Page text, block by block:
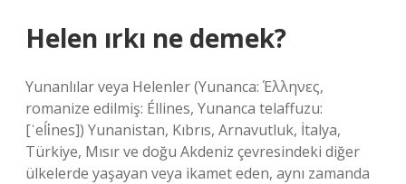
Helen ırkı ne demek?
Yunanlılar veya Helenler (Yunanca: Έλληνες,
romanize edilmiş: Éllines, Yunanca telaffuzu:
[ˈeĺἱnes]) Yunanistan, Kıbrıs, Arnavutluk, İtalya,
Türkiye, Mısır ve doğu Akdeniz çevresindeki diğer
ülkelerde yaşayan veya ikamet eden, aynı zamanda